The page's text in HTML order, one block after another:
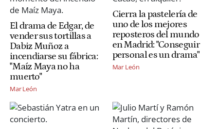
El drama de Edgar, de
vender sus tortillas a
Dabiz Muñoz a
incendiarse su fábrica:
"Maíz Maya no ha
muerto"
Mar León
Cierra la pastelería de
uno de los mejores
reposteros del mundo
en Madrid: "Conseguir
personal es un drama"
Mar León